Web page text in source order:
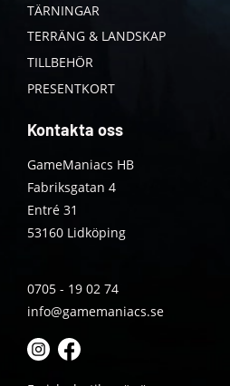
TÄRNINGAR
TERRÄNG & LANDSKAP
TILLBEHÖR
PRESENTKORT
Kontakta oss
GameManiacs HB
Fabriksgatan 4
Entré 31
53160 Lidköping
0705 - 19 02 74
info@gamemaniacs.se